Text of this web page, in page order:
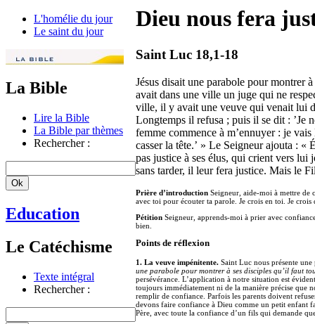
L'homélie du jour
Le saint du jour
La Bible
Lire la Bible
La Bible par thèmes
Rechercher :
Education
Le Catéchisme
Texte intégral
Rechercher :
Dieu nous fera
Saint Luc 18,1-18
Jésus disait une parabole pour montrer
avait dans une ville un juge qui ne
ville, il y avait une veuve qui venait lui
Longtemps il refusa ; puis il se dit : ’Je
femme commence à m’ennuyer : je
casser la tête.’ » Le Seigneur ajouta :
pas justice à ses élus, qui crient vers lui
sans tarder, il leur fera justice. Mais le
Prière d’introduction Seigneur, aide-moi à mettre de
avec toi pour écouter ta parole. Je crois en toi. Je
Pétition Seigneur, apprends-moi à prier avec
bien.
Points de réflexion
1. La veuve impénitente. Saint Luc nous présente
une parabole pour montrer à ses disciples qu’il faut
persévérance. L’application à notre situation est
toujours immédiatement ni de la manière précise que
remplir de confiance. Parfois les parents doivent
devons faire confiance à Dieu comme un petit enfant
Père, avec toute la confiance d’un fils qui demande